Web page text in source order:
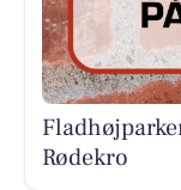
Rødekro